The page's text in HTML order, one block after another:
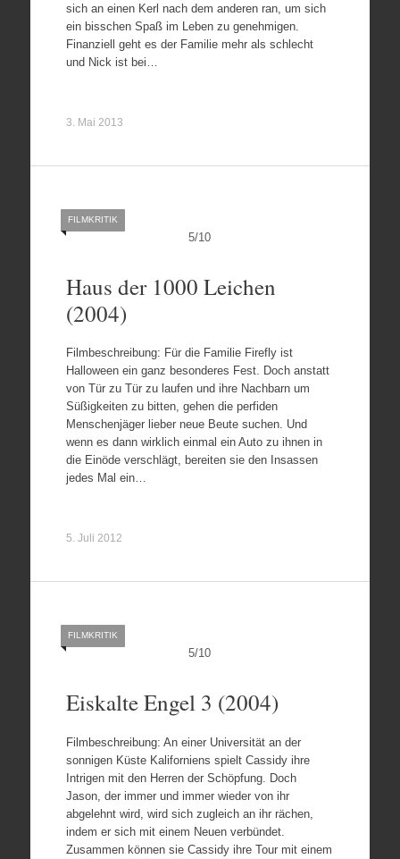
sich an einen Kerl nach dem anderen ran, um sich
ein bisschen Spaß im Leben zu genehmigen.
Finanziell geht es der Familie mehr als schlecht
und Nick ist bei…
3. Mai 2013
5/10
FILMKRITIK
Haus der 1000 Leichen
(2004)
Filmbeschreibung: Für die Familie Firefly ist
Halloween ein ganz besonderes Fest. Doch anstatt
von Tür zu Tür zu laufen und ihre Nachbarn um
Süßigkeiten zu bitten, gehen die perfiden
Menschenjäger lieber neue Beute suchen. Und
wenn es dann wirklich einmal ein Auto zu ihnen in
die Einöde verschlägt, bereiten sie den Insassen
jedes Mal ein…
5. Juli 2012
5/10
FILMKRITIK
Eiskalte Engel 3 (2004)
Filmbeschreibung: An einer Universität an der
sonnigen Küste Kaliforniens spielt Cassidy ihre
Intrigen mit den Herren der Schöpfung. Doch
Jason, der immer und immer wieder von ihr
abgelehnt wird, wird sich zugleich an ihr rächen,
indem er sich mit einem Neuen verbündet.
Zusammen können sie Cassidy ihre Tour mit einem